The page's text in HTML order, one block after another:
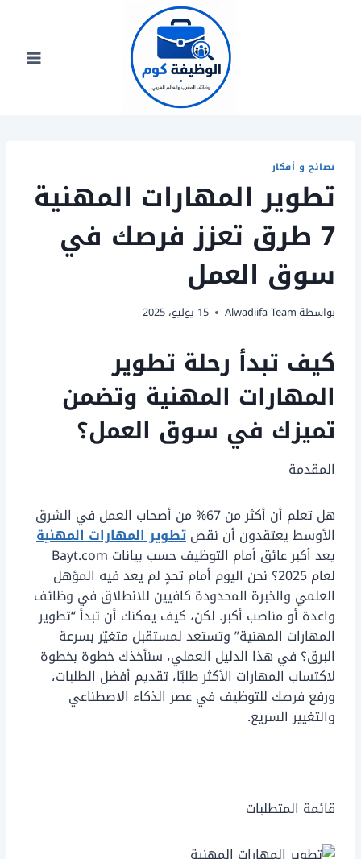
نصائح و أفكار
تطوير المهارات المهنية
7 طرق تعزز فرصك في
سوق العمل
بواسطةAlwadiifa Team 15 يوليو، 2025
كيف تبدأ رحلة تطوير
المهارات المهنية وتضمن
تميزك في سوق العمل؟
المقدمة
هل تعلم أن أكثر من 67% من أصحاب العمل في الشرق
الأوسط يعتقدون أن نقصتطوير المهارات المهنية
يعد أكبر عائق أمام التوظيف حسب بيانات Bayt.com
لعام 2025؟ نحن اليوم أمام تحدٍ لم يعد فيه المؤهل
العلمي والخبرة المحدودة كافيين للانطلاق في وظائف
واعدة أو مناصب أكبر. لكن، كيف يمكنك أن تبدأ “تطوير
المهارات المهنية” وتستعد لمستقبل متغيّر بسرعة
البرق؟ في هذا الدليل العملي، سنأخذك خطوة بخطوة
لاكتساب المهارات الأكثر طلبًا، تقديم أفضل الطلبات،
ورفع فرصك للتوظيف في عصر الذكاء الاصطناعي
والتغيير السريع.
قائمة المتطلبات